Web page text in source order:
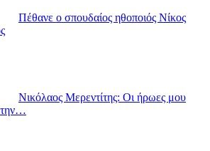
Πέθανε ο σπουδαίος ηθοποιός Νίκος
Νικόλαος Μερεντίτης: Οι ήρωες μου
την…